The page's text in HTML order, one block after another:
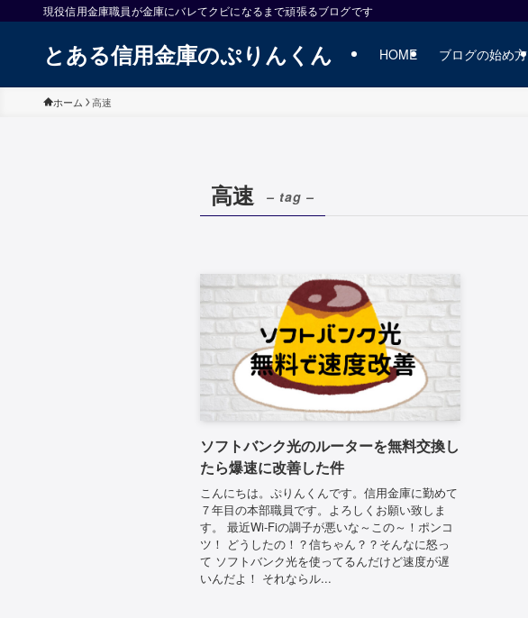
現役信用金庫職員が金庫にバレてクビになるまで頑張るブログです
とある信用金庫のぷりんくん HOME ブログの始め方
ホーム 高速
高速 – tag –
ソフトバンク光のルーターを無料交換し
たら爆速に改善した件
こんにちは。ぷりんくんです。信用金庫に勤めて
７年目の本部職員です。よろしくお願い致しま
す。 最近Wi-Fiの調子が悪いな～この～！ポンコ
ツ！ どうしたの！？信ちゃん？？そんなに怒っ
て ソフトバンク光を使ってるんだけど速度が遅
いんだよ！ それならル...